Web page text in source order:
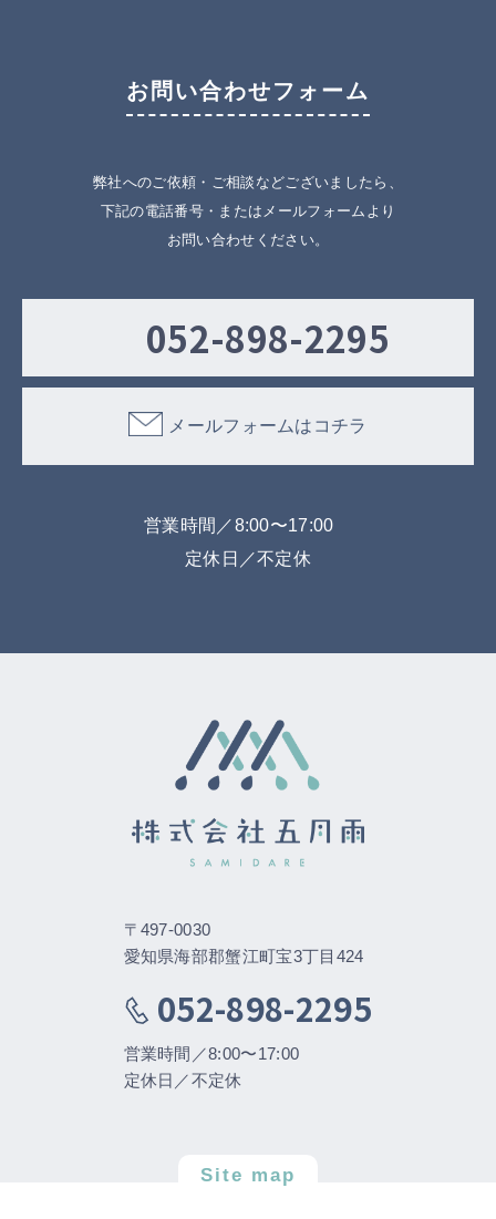
お問い合わせフォーム
弊社へのご依頼・ご相談などございましたら、
下記の電話番号・またはメールフォームより
お問い合わせください。
052-898-2295
メールフォームはコチラ
営業時間／8:00〜17:00
定休日／不定休
〒497-0030
愛知県海部郡蟹江町宝3丁目424
052-898-2295
営業時間／8:00〜17:00
定休日／不定休
Site map